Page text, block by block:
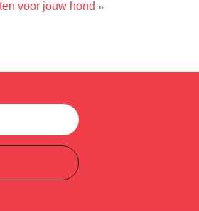
voor jouw hond »